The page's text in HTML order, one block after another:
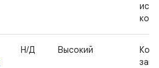
Н/Д Высокий